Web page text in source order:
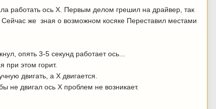
работать ось X. Первым делом грешил на драйвер, так
же зная о возможном косяке Переставил местами
опять 3-5 секунд работает ось...
при этом горит.
двигать, а X двигается.
не двигал ось X проблем не возникает.